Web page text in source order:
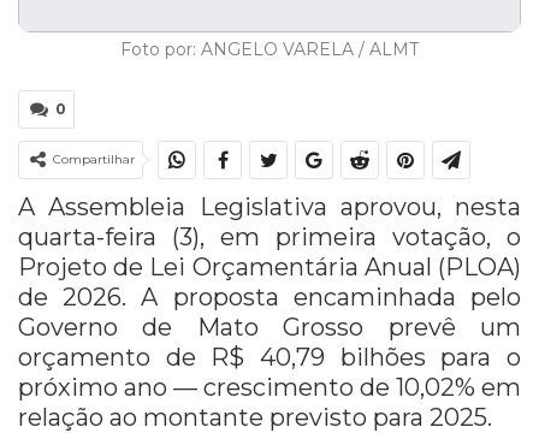
Foto por: ANGELO VARELA / ALMT
0
Compartilhar
A Assembleia Legislativa aprovou, nesta
quarta-feira (3), em primeira votação, o
Projeto de Lei Orçamentária Anual (PLOA)
de 2026. A proposta encaminhada pelo
Governo de Mato Grosso prevê um
orçamento de R$ 40,79 bilhões para o
próximo ano — crescimento de 10,02% em
relação ao montante previsto para 2025.